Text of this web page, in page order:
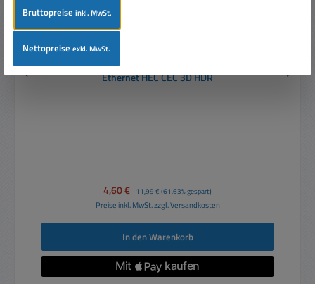
1,5m HDMI Kabel HighSpeed 4K2K mit ARC und
Ethernet HEC CEC 3D HDR
Verkaufspreis:
4,60 € Regulärer Preis:
11,99 € (61.63% gespart)
Preise inkl. MwSt. zzgl. Versandkosten
In den Warenkorb
Bruttopreiseinkl. MwSt.
Nettopreiseexkl. MwSt.